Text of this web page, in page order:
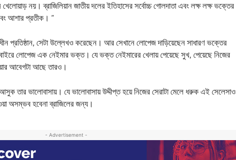
নয়। ব্রাজিলিয়ান জাতীয় দলের ইতিহাসের সর্বোচ্চ গোলদাতা এবং লক্ষ লক্ষ ভক্তের
আশার প্রতীক। “
প্রতিষ্ঠান, সেটা উল্লেখও করেছেন। আর সেখানে লোপেজ দাড়িয়েছেন সাধারণ ভক্তের
বাইরে লোপেজ এক নেইমার ভক্ত। যে ভক্ত নেইমারের খেলায় পেয়েছে সুখ, পেয়েছে নিজের
আবেগটা আছে তারও।
তার ভালোবাসায়। যে ভালোবাসায় উদ্দীপ্ত হয়ে নিজের সেরাটা মেলে ধরুক এই সেলেসাও
অসম্ভব হবেনা ব্রাজিলের জন্য।
- Advertisement -